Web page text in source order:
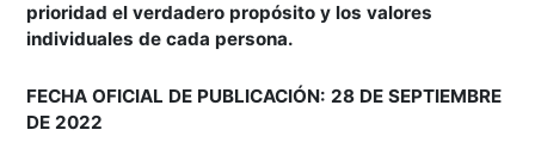
prioridad el verdadero propósito y los valores
individuales de cada persona.
FECHA OFICIAL DE PUBLICACIÓN: 28 DE SEPTIEMBRE
DE 2022